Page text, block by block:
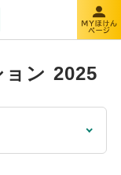
ョン 2025